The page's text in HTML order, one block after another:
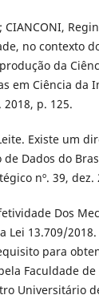
CIANCONI,
no contexto
da
em Ciência da
p. 125.
Existe um
de Dados do
nº. 39, dez.
Dos
Lei 13.709/
para
Faculdade de
Universitário